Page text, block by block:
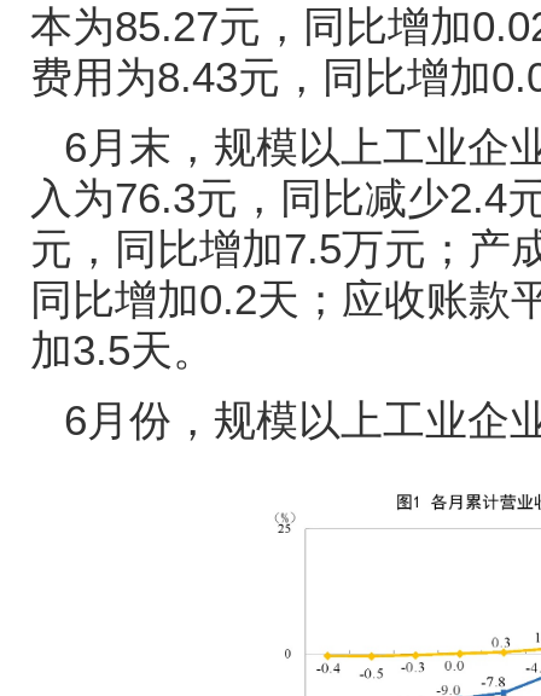
本为85.27元，同比增加
费用为8.43元，同比增加
6月末，规模以上工业企
入为76.3元，同比减少2.4
元，同比增加7.5万元；产
同比增加0.2天；应收账款
加3.5天。
6月份，规模以上工业企